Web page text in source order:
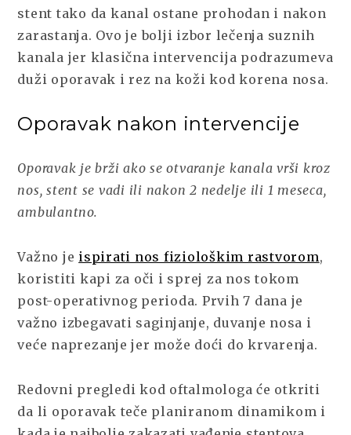
stent tako da kanal ostane prohodan i nakon
zarastanja. Ovo je bolji izbor lečenja suznih
kanala jer klasična intervencija podrazumeva
duži oporavak i rez na koži kod korena nosa.
Oporavak nakon intervencije
Oporavak je brži ako se otvaranje kanala vrši kroz
nos, stent se vadi ili nakon 2 nedelje ili 1 meseca,
ambulantno.
Važno je ispirati nos fiziološkim rastvorom,
koristiti kapi za oči i sprej za nos tokom
post-operativnog perioda. Prvih 7 dana je
važno izbegavati saginjanje, duvanje nosa i
veće naprezanje jer može doći do krvarenja.
Redovni pregledi kod oftalmologa će otkriti
da li oporavak teče planiranom dinamikom i